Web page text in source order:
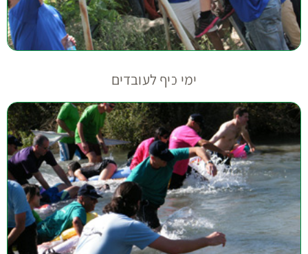
ימי כיף לעובדים